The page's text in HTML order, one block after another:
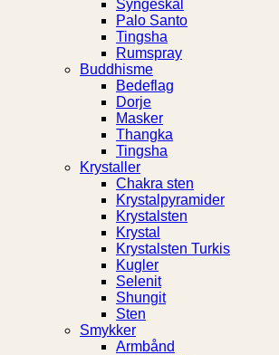
Syngeskål
Palo Santo
Tingsha
Rumspray
Buddhisme
Bedeflag
Dorje
Masker
Thangka
Tingsha
Krystaller
Chakra sten
Krystalpyramider
Krystalsten
Krystal
Krystalsten Turkis
Kugler
Selenit
Shungit
Sten
Smykker
Armbånd